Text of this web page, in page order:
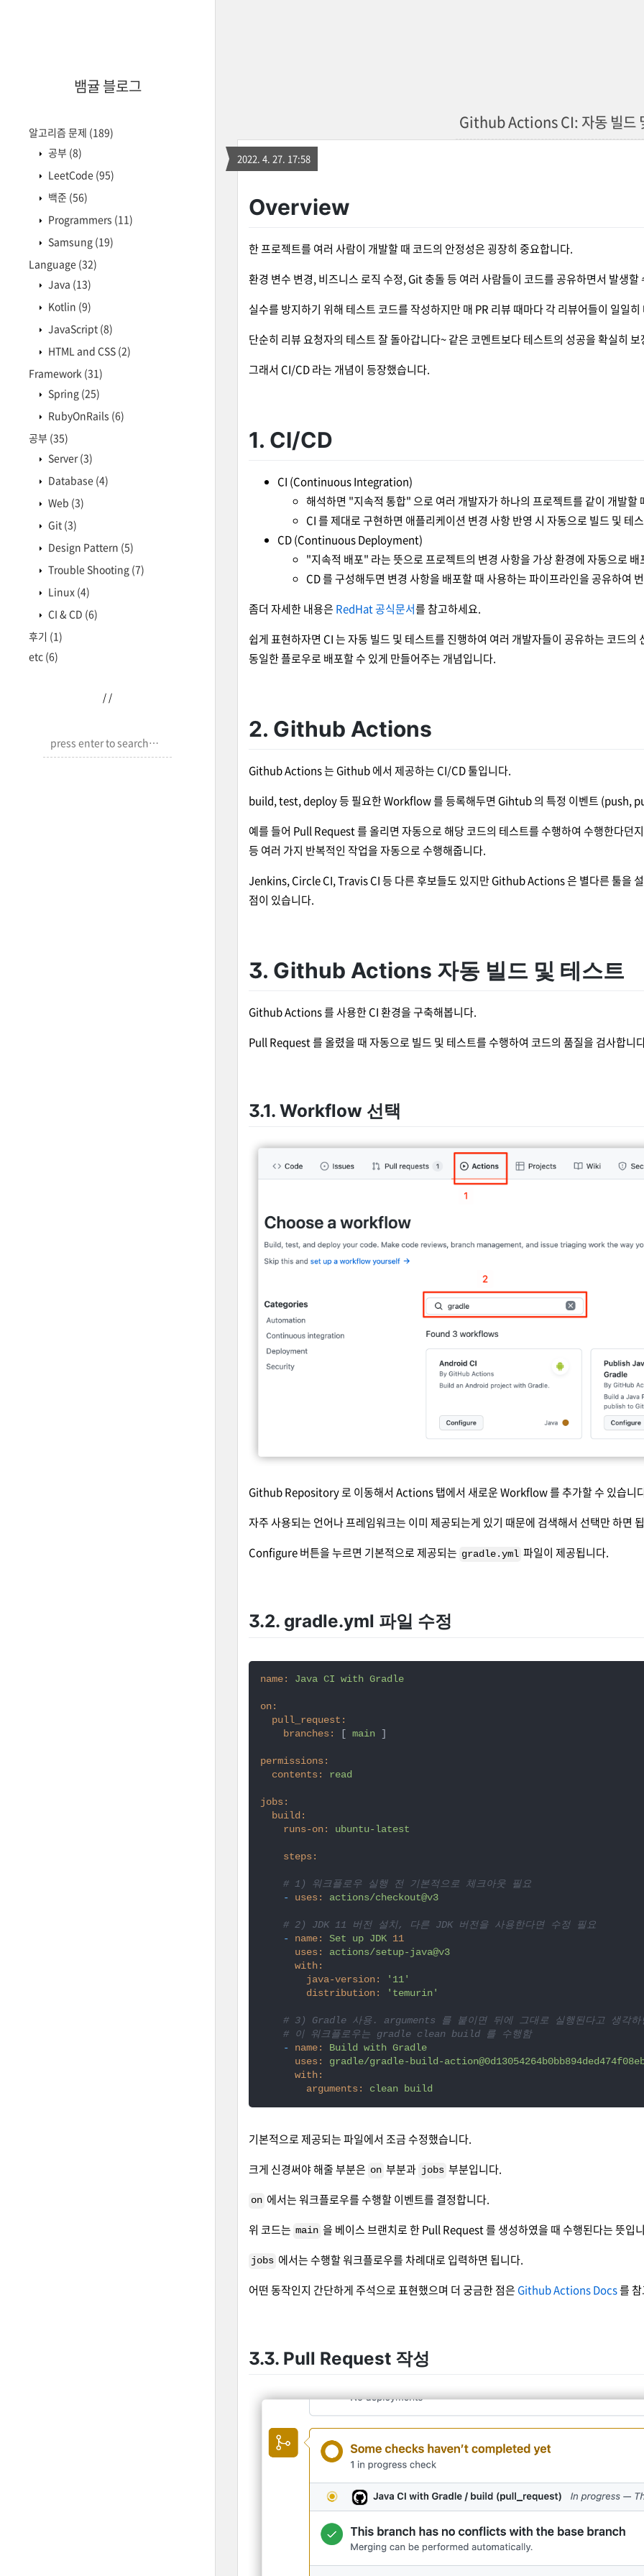
뱀귤 블로그
알고리즘 문제 (189)
공부 (8)
LeetCode (95)
백준 (56)
Programmers (11)
Samsung (19)
Language (32)
Java (13)
Kotlin (9)
JavaScript (8)
HTML and CSS (2)
Framework (31)
Spring (25)
RubyOnRails (6)
공부 (35)
Server(3)
Database (4)
Web (3)
Git (3)
Design Pattern (5)
Trouble Shooting (7)
Linux (4)
CI & CD (6)
후기 (1)
etc (6)
/ /
Github Actions CI: 자동 빌드
2022. 4. 27. 17:58
Overview
한 프로젝트를 여러 사람이 개발할 때 코드의 안정성은 굉장히 중요합니다.
환경 변수 변경, 비즈니스 로직 수정, Git 충돌 등 여러 사람들이 코드를 공유하면서 발생
실수를 방지하기 위해 테스트 코드를 작성하지만 매 PR 리뷰 때마다 각 리뷰어들이 일일
단순히 리뷰 요청자의 테스트 잘 돌아갑니다~ 같은 코멘트보다 테스트의 성공을 확실히
그래서 CI/CD 라는 개념이 등장했습니다.
1. CI/CD
CI (Continuous Integration)
해석하면 "지속적 통합" 으로 여러 개발자가 하나의 프로젝트를 같이 개발
CI 를 제대로 구현하면 애플리케이션 변경 사항 반영 시 자동으로 빌드 및 테
CD (Continuous Deployment)
"지속적 배포" 라는 뜻으로 프로젝트의 변경 사항을 가상 환경에 자동으로
CD 를 구성해두면 변경 사항을 배포할 때 사용하는 파이프라인을 공유하여
좀더 자세한 내용은 RedHat 공식문서를 참고하세요.
쉽게 표현하자면 CI 는 자동 빌드 및 테스트를 진행하여 여러 개발자들이 공유하는 코드
동일한 플로우로 배포할 수 있게 만들어주는 개념입니다.
2. Github Actions
Github Actions 는 Github 에서 제공하는 CI/CD 툴입니다.
build, test, deploy 등 필요한 Workflow 를 등록해두면 Gihtub 의 특정 이벤트 (push,
예를 들어 Pull Request 를 올리면 자동으로 해당 코드의 테스트를 수행하여 수행한다
등 여러 가지 반복적인 작업을 자동으로 수행해줍니다.
Jenkins, Circle CI, Travis CI 등 다른 후보들도 있지만 Github Actions 은 별다른 툴을
점이 있습니다.
3. Github Actions 자동 빌드 및 테스트
Github Actions 를 사용한 CI 환경을 구축해봅니다.
Pull Request 를 올렸을 때 자동으로 빌드 및 테스트를 수행하여 코드의 품질을 검사합니
3.1. Workflow 선택
Github Repository 로 이동해서 Actions 탭에서 새로운 Workflow 를 추가할 수 있습니
자주 사용되는 언어나 프레임워크는 이미 제공되는게 있기 때문에 검색해서 선택만 하면
Configure 버튼을 누르면 기본적으로 제공되는 gradle.yml 파일이 제공됩니다.
3.2. gradle.yml 파일 수정
name: Java CI with Gradle
on:
pull_request:
branches:
[ main ]
permissions:
contents:
read
jobs:
build:
runs-on:
ubuntu-latest
steps:
# 1) 워크플로우 실행 전 기본적으로 체크아웃 필요
-
uses: actions/checkout@v3
# 2) JDK 11 버전 설치, 다른 JDK 버전을 사용한다면 수정 필요
-
name: Set up JDK 11
uses:
actions/setup-java@v3
with:
java-version:
'11'
distribution:
'temurin'
# 3) Gradle 사용. arguments 를 붙이면 뒤에 그대로 실행된다고 생각하
# 이 워크플로우는 gradle clean build 를 수행함
-
name: Build with Gradle
uses:
gradle/gradle-build-
with:
arguments:
clean build
기본적으로 제공되는 파일에서 조금 수정했습니다.
크게 신경써야 해줄 부분은 on 부분과 jobs 부분입니다.
on 에서는 워크플로우를 수행할 이벤트를 결정합니다.
위 코드는 main 을 베이스 브랜치로 한 Pull Request 를 생성하였을 때 수행된다는 뜻입
jobs 에서는 수행할 워크플로우를 차례대로 입력하면 됩니다.
어떤 동작인지 간단하게 주석으로 표현했으며 더 궁금한 점은Github Actions Docs를
3.3. Pull Request 작성